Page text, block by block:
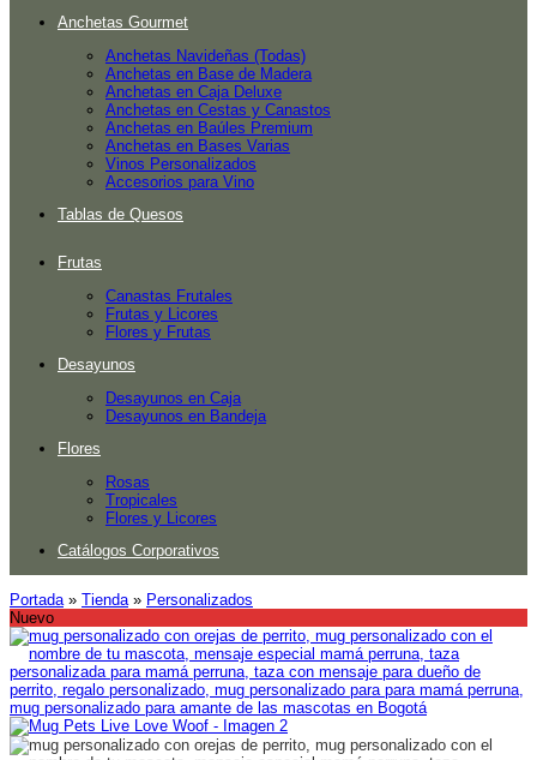
Anchetas Gourmet
Anchetas Navideñas (Todas)
Anchetas en Base de Madera
Anchetas en Caja Deluxe
Anchetas en Cestas y Canastos
Anchetas en Baúles Premium
Anchetas en Bases Varias
Vinos Personalizados
Accesorios para Vino
Tablas de Quesos
Frutas
Canastas Frutales
Frutas y Licores
Flores y Frutas
Desayunos
Desayunos en Caja
Desayunos en Bandeja
Flores
Rosas
Tropicales
Flores y Licores
Catálogos Corporativos
Portada » Tienda » Personalizados
Nuevo